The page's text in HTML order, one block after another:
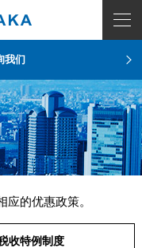
我们
的优惠政策。
收特例制度